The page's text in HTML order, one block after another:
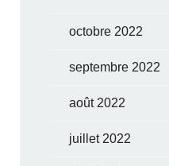
octobre 2022
septembre 2022
août 2022
juillet 2022